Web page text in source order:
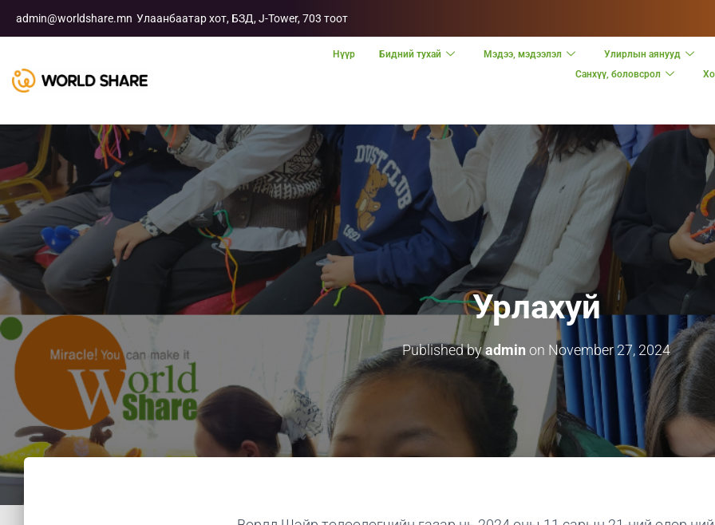
admin@worldshare.mn Улаанбаатар хот, БЗД, J-Tower, 703 тоот
Нүүр Бидний тухай Мэдээ, мэдээлэл
Улирлын аянууд
Санхүү, боловсрол
Урлахуй
Published byadmin on November 27, 2024